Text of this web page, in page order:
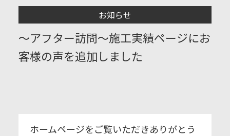
お知らせ
～アフター訪問～施工実績ページにお
客様の声を追加しました
ホームページをご覧いただきありがとう